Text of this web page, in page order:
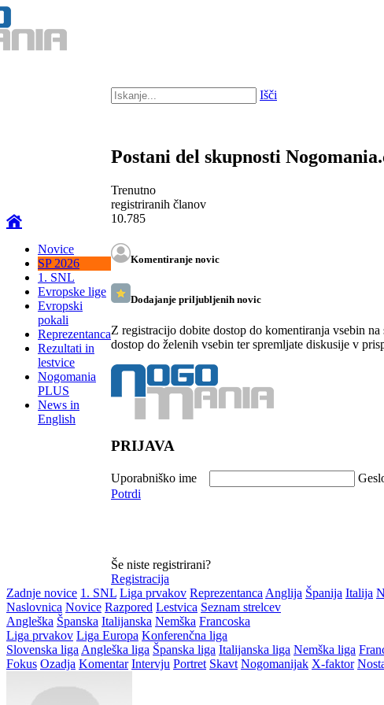
Novice
SP 2026
1. SNL
Evropske lige
Evropski
pokali
Reprezentanca
Rezultati in
lestvice
Nogomania
PLUS
News in
English
Išči
Postani del skupnosti
Trenutno
registriranih članov
10.785
Komentiranje novic
Dodajanje priljubljenih novic
Z registracijo dobite dostop do komentiranja vsebin
dostop do želenih vsebin ter spremljate diskusije v
PRIJAVA
Uporabniško ime
Potrdi
Še niste registrirani?
Registracija
Zadnje novice 1. SNL Liga prvakov Reprezentanca Anglija Španija Italija
Naslovnica Novice Razpored Lestvica Seznam strelcev
Angleška Španska Italijanska Nemška Francoska
Liga prvakov Liga Europa Konferenčna liga
Slovenska liga Angleška liga Španska liga Italijanska liga Nemška liga
Fokus Ozadja Komentar Intervju Portret Skavt Nogomanijak X-faktor